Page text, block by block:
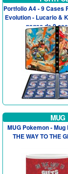
Portfolio A4 - 9 Cases
Evolution - Lucario &
pages de 9
MUG
MUG Pokemon - Mug
THE WAY TO THE